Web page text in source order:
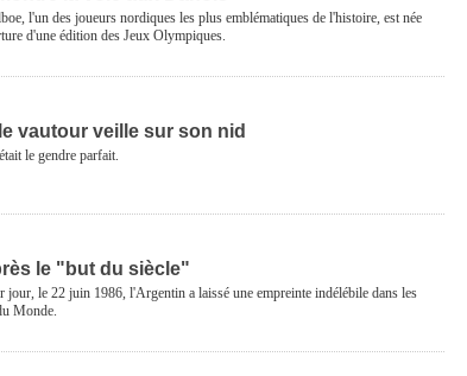
l'un des joueurs nordiques les plus emblématiques de l'histoire, est née
d'une édition des Jeux Olympiques.
vautour veille sur son nid
le gendre parfait.
le "but du siècle"
jour, le 22 juin 1986, l'Argentin a laissé une empreinte indélébile dans les
Monde.